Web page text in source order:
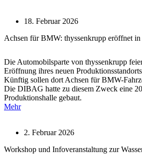
18. Februar 2026
Achsen für BMW: thyssenkrupp eröffnet in
Die Automobilsparte von thyssenkrupp
Eröffnung ihres neuen
Künftig sollen dort Achsen für BMW-
Die DIBAG hatte zu diesem Zweck eine
Produktionshalle gebaut.
Mehr
2. Februar 2026
Workshop und Infoveranstaltung zur